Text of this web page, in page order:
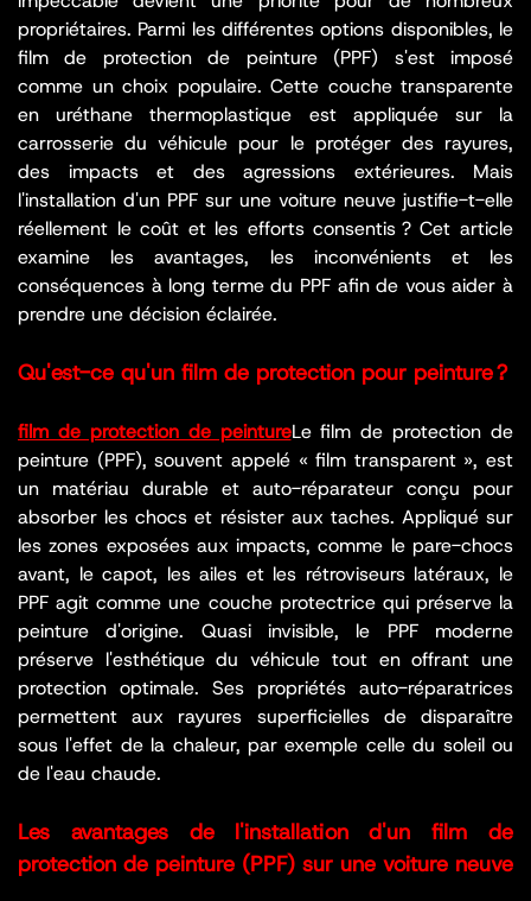
propriétaires. Parmi les différentes options disponibles, le
film de protection de peinture (PPF) s'est imposé
comme un choix populaire. Cette couche transparente
en uréthane thermoplastique est appliquée sur la
carrosserie du véhicule pour le protéger des rayures,
des impacts et des agressions extérieures. Mais
l'installation d'un PPF sur une voiture neuve justifie-t-elle
réellement le coût et les efforts consentis ? Cet article
examine les avantages, les inconvénients et les
conséquences à long terme du PPF afin de vous aider à
prendre une décision éclairée.
Qu'est-ce qu'un film de protection pour peinture ?
film de protection de peintureLe film de protection de
peinture (PPF), souvent appelé « film transparent », est
un matériau durable et auto-réparateur conçu pour
absorber les chocs et résister aux taches. Appliqué sur
les zones exposées aux impacts, comme le pare-chocs
avant, le capot, les ailes et les rétroviseurs latéraux, le
PPF agit comme une couche protectrice qui préserve la
peinture d'origine. Quasi invisible, le PPF moderne
préserve l'esthétique du véhicule tout en offrant une
protection optimale. Ses propriétés auto-réparatrices
permettent aux rayures superficielles de disparaître
sous l'effet de la chaleur, par exemple celle du soleil ou
de l'eau chaude.
Les avantages de l'installation d'un film de
protection de peinture (PPF) sur une voiture neuve